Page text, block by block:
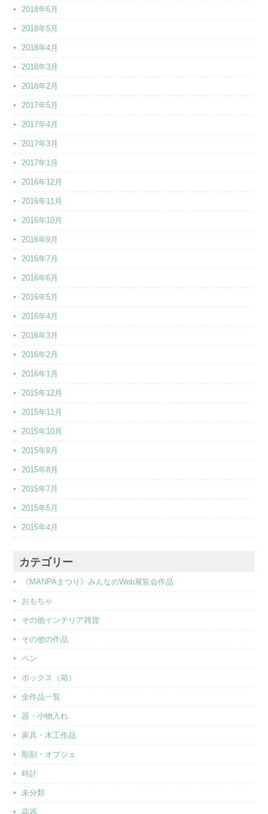
2018年6月
2018年5月
2018年4月
2018年3月
2018年2月
2017年5月
2017年4月
2017年3月
2017年1月
2016年12月
2016年11月
2016年10月
2016年9月
2016年7月
2016年6月
2016年5月
2016年4月
2016年3月
2016年2月
2016年1月
2015年12月
2015年11月
2015年10月
2015年9月
2015年8月
2015年7月
2015年5月
2015年4月
カテゴリー
《MANPAまつり》みんなのWeb展覧会作品
おもちゃ
その他インテリア雑貨
その他の作品
ペン
ボックス（箱）
全作品一覧
器・小物入れ
家具・木工作品
彫刻・オブジェ
時計
未分類
花器